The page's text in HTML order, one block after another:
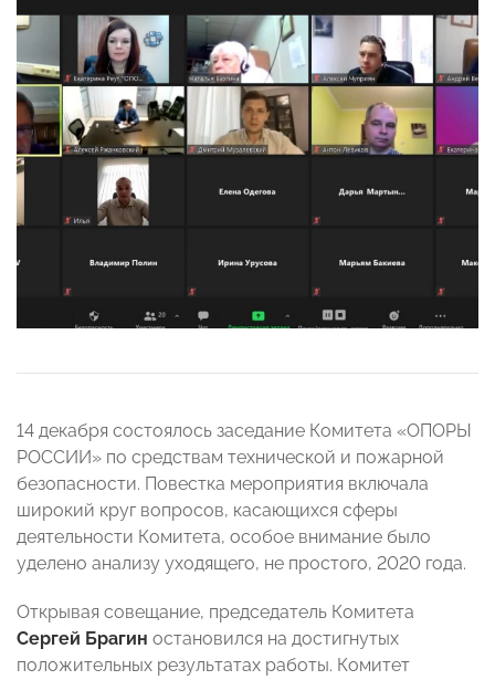
14 декабря состоялось заседание Комитета «ОПОРЫ
РОССИИ» по средствам технической и пожарной
безопасности. Повестка мероприятия включала
широкий круг вопросов, касающихся сферы
деятельности Комитета, особое внимание было
уделено анализу уходящего, не простого, 2020 года.
Открывая совещание, председатель Комитета
Сергей Брагин остановился на достигнутых
положительных результатах работы. Комитет